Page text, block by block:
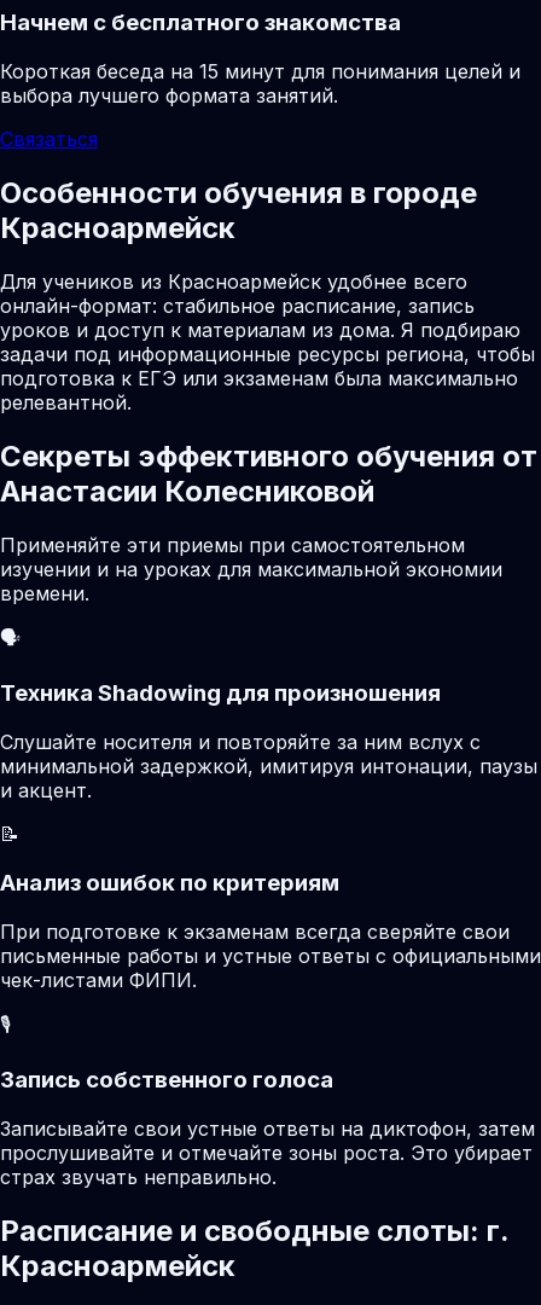
Начнем с бесплатного знакомства
Короткая беседа на 15 минут для понимания целей и
выбора лучшего формата занятий.
Связаться
Особенности обучения в городе
Красноармейск
Для учеников из Красноармейск удобнее всего
онлайн-формат: стабильное расписание, запись
уроков и доступ к материалам из дома. Я подбираю
задачи под информационные ресурсы региона, чтобы
подготовка к ЕГЭ или экзаменам была максимально
релевантной.
Секреты эффективного обучения от
Анастасии Колесниковой
Применяйте эти приемы при самостоятельном
изучении и на уроках для максимальной экономии
времени.
🗣️
Техника Shadowing для произношения
Слушайте носителя и повторяйте за ним вслух с
минимальной задержкой, имитируя интонации, паузы
и акцент.
📝
Анализ ошибок по критериям
При подготовке к экзаменам всегда сверяйте свои
письменные работы и устные ответы с официальными
чек-листами ФИПИ.
🎙️
Запись собственного голоса
Записывайте свои устные ответы на диктофон, затем
прослушивайте и отмечайте зоны роста. Это убирает
страх звучать неправильно.
Расписание и свободные слоты: г.
Красноармейск